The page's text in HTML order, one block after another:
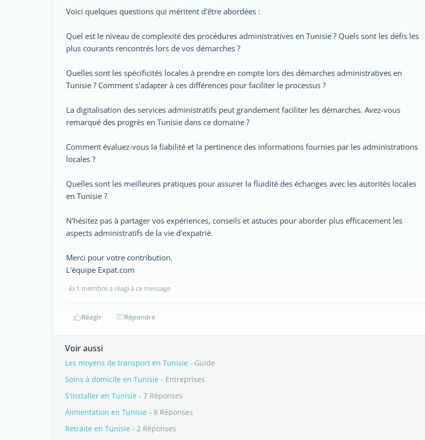
Voici quelques questions qui méritent d'être abordées :
Quel est le niveau de complexité des procédures administratives en Tunisie ? Quels sont les défis les
plus courants rencontrés lors de vos démarches ?
Quelles sont les spécificités locales à prendre en compte lors des démarches administratives en
Tunisie ? Comment s'adapter à ces différences pour faciliter le processus ?
La digitalisation des services administratifs peut grandement faciliter les démarches. Avez-vous
remarqué des progrès en Tunisie dans ce domaine ?
Comment évaluez-vous la fiabilité et la pertinence des informations fournies par les administrations
locales ?
Quelles sont les meilleures pratiques pour assurer la fluidité des échanges avec les autorités locales
en Tunisie ?
N'hésitez pas à partager vos expériences, conseils et astuces pour aborder plus efficacement les
aspects administratifs de la vie d'expatrié.
Merci pour votre contribution.
L'équipe Expat.com
👍 1 membre a réagi à ce message
Réagir Répondre
Voir aussi
Les moyens de transport en Tunisie - Guide
Soins à domicile en Tunisie - Entreprises
S'installer en Tunisie - 7 Réponses
Alimentation en Tunisie - 8 Réponses
Retraite en Tunisie - 2 Réponses